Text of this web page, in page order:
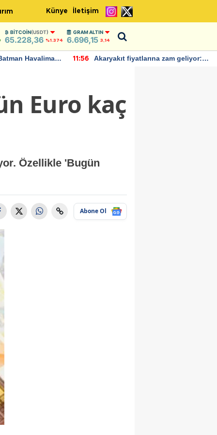
Künye İletişim
BITCOIN(USDT)
65.228,36 %1.374
GRAM ALTIN
6.696,15 3,14
Havalimanı
11:56
Akaryakıt fiyatlarına zam geliyor:
Euro kaç
Özellikle 'Bugün
Abone Ol